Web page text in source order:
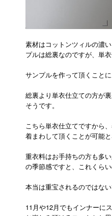
素材はコットンツィルの濃
プルは総裏なのですが、単
サンプルを作って頂くことに
総裏より単衣仕立ての方が
そうです。
こちら単衣仕立てですから
着まわして頂くことが可能と
重衣料はお手持ちの方も多
の季節感ですと、これくら
本当は重宝されるのではな
11月や12月でもインナーに